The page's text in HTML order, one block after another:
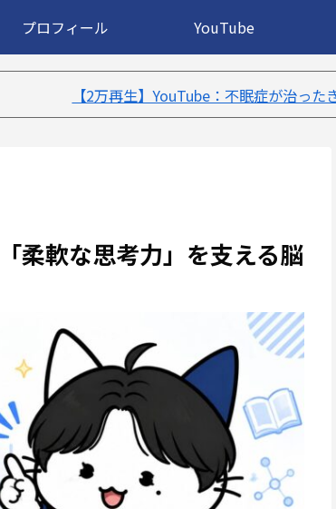
プロフィール YouTube
：不眠症が治ったきっかけ５選｜不眠症体験談
柔軟な思考力」を支える脳